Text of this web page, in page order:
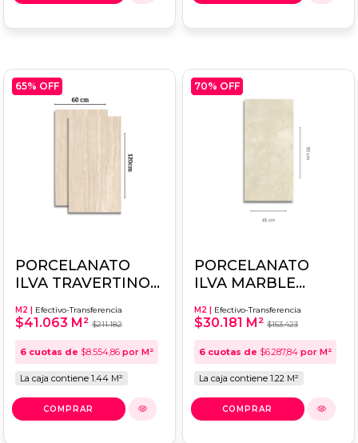
65% OFF
PORCELANATO
ILVA TRAVERTINO
Simil Marmol
M2 | Efectivo-Transferencia
$41.063 M² $211.182
6 cuotas de $8.554,86 por M²
La caja contiene 1.44 M²
70% OFF
PORCELANATO
ILVA MARBLE
CREMA MARFIL
45X90 -
M2 | Efectivo-Transferencia
$30.181 M² $153.423
6 cuotas de $6.287,84 por M²
La caja contiene 1.22 M²